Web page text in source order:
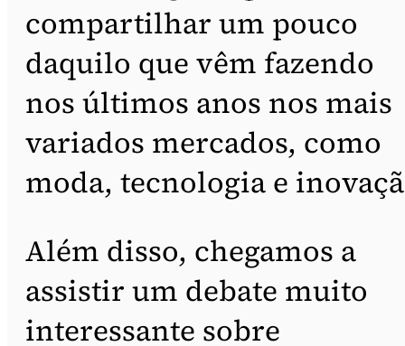
compartilhar um pouco
daquilo que vêm fazendo
nos últimos anos nos mais
variados mercados, como
moda, tecnologia e
Além disso, chegamos a
assistir um debate muito
interessante sobre